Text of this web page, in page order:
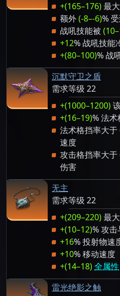
+(165–176)最
额外(-8–-6)%
战吼技能被
+12% 战吼技能
+(80–100)% 战
沉默守卫之盾
需求等级 22
+(1000–1200)
+(16–19)% 法
法术格挡率大于
速度
攻击格挡率大于
伤害
无主
需求等级 22
+(209–220)最
+(10–12)% 攻
+16% 投射物速
+10% 移动速度
+(14–18)全属性
雷光绝影之触